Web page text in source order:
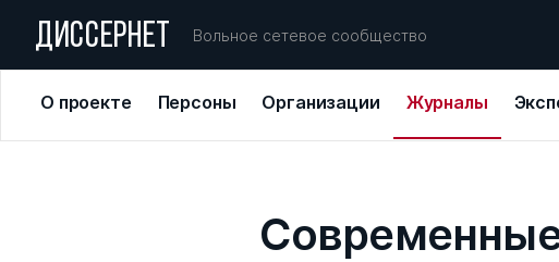
ДИССЕРНЕТ Вольное сетевое сообщество
О проекте Персоны Организации Журналы